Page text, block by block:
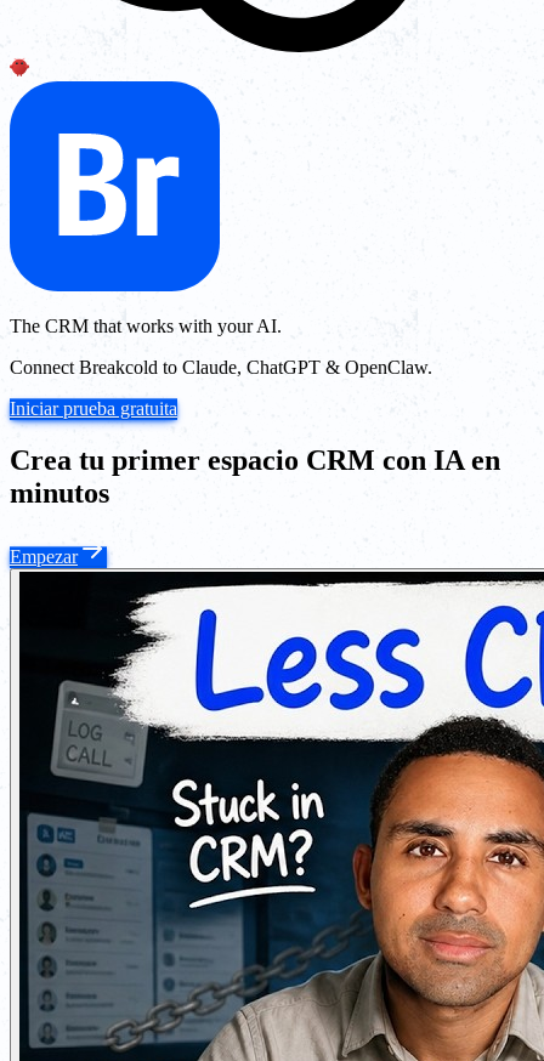
The CRM that works with your AI.
Connect Breakcold to Claude, ChatGPT & OpenClaw.
Iniciar prueba gratuita
Crea tu primer espacio CRM con IA en
minutos
Empezar